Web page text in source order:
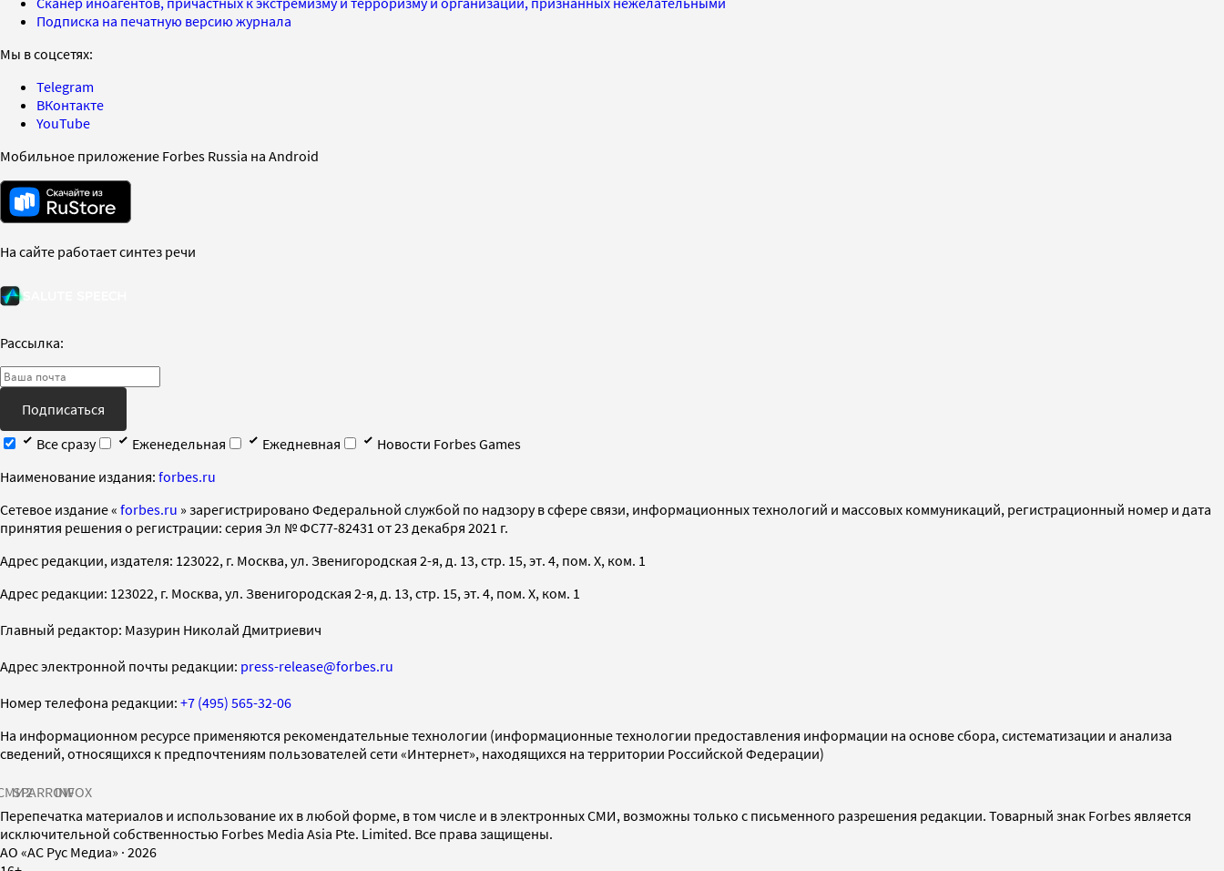
Подписка на печатную версию журнала
Мы в соцсетях:
Telegram
ВКонтакте
YouTube
Мобильное приложение Forbes Russia на Android
На сайте работает синтез речи
Рассылка:
Подписаться
Все сразу
Еженедельная Ежедневная
Новости Forbes Games
Наименование издания: forbes.ru
Cетевое издание « forbes.ru » зарегистрировано Федеральной службой по надзору в сфере связи, информационных технологий и массовых коммуникаций, регистрационный номер и дата
принятия решения о регистрации: серия Эл № ФС77-82431 от 23 декабря 2021 г.
Адрес редакции, издателя: 123022, г. Москва, ул. Звенигородская 2-я, д. 13, стр. 15, эт. 4, пом. X, ком. 1
Адрес редакции: 123022, г. Москва, ул. Звенигородская 2-я, д. 13, стр. 15, эт. 4, пом. X, ком. 1
Главный редактор: Мазурин Николай Дмитриевич
Адрес электронной почты редакции: press-release@forbes.ru
Номер телефона редакции: +7 (495) 565-32-06
На информационном ресурсе применяются рекомендательные технологии (информационные технологии предоставления информации на основе сбора, систематизации и анализа
сведений, относящихся к предпочтениям пользователей сети «Интернет», находящихся на территории Российской Федерации)
SPARROWINFOX
Перепечатка материалов и использование их в любой форме, в том числе и в электронных СМИ, возможны только с письменного разрешения редакции. Товарный знак Forbes является
исключительной собственностью Forbes Media Asia Pte. Limited. Все права защищены.
AO «АС Рус Медиа» · 2026